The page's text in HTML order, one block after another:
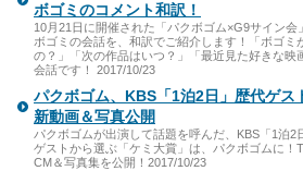
ボゴミのコメント和訳！
10月21日に開催された「パクボゴム×G9サイン会
ボゴミの会話を、和訳でご紹介します！「ボゴミ
の？」「次の作品はいつ？」「最近見た好きな映
会話です！ 2017/10/23
パクボゴム、KBS「1泊2日」歴代ゲス
新動画＆写真公開
パクボゴムが出演して話題を呼んだ、KBS「1泊2
ゲストから選ぶ「ケミ大賞」は、パクボゴムに！
CM＆写真集を公開！2017/10/23